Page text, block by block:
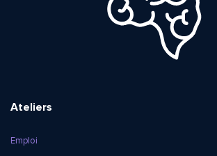
Ateliers
Emploi